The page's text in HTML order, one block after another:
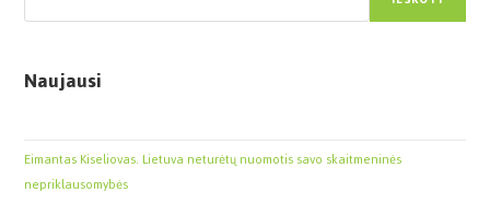
Naujausi
Eimantas Kiseliovas. Lietuva neturėtų nuomotis savo skaitmeninės
nepriklausomybės